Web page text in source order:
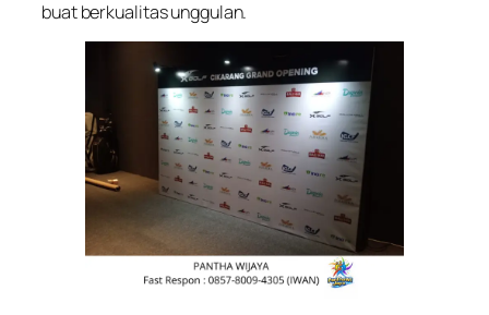
buat berkualitas unggulan.